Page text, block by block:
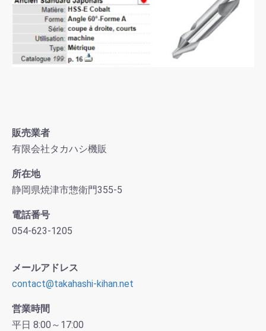
販売業者
有限会社タカハシ機販
所在地
静岡県焼津市惣衛門355-5
電話番号
054-623-1205
メールアドレス
contact@takahashi-kihan.net
営業時間
平日 8:00～17:00